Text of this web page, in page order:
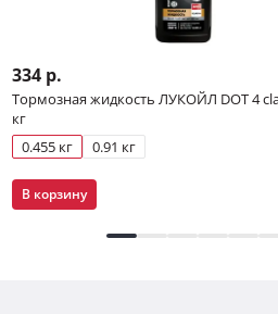
334 р.
Тормозная жидкость ЛУКОЙЛ DOT 4
кг
0.455 кг
0.91 кг
В корзину